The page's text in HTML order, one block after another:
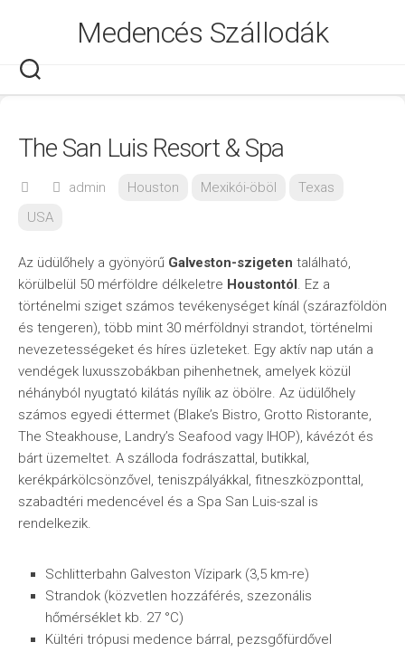
Medencés Szállodák
The San Luis Resort & Spa
admin Houston Mexikói-öböl
Texas
USA
Az üdülőhely a gyönyörű Galveston-szigeten található,
körülbelül 50 mérföldre délkeletre Houstontól. Ez a
történelmi sziget számos tevékenységet kínál (szárazföldön
és tengeren), több mint 30 mérföldnyi strandot, történelmi
nevezetességeket és híres üzleteket. Egy aktív nap után a
vendégek luxusszobákban pihenhetnek, amelyek közül
néhányból nyugtató kilátás nyílik az öbölre. Az üdülőhely
számos egyedi éttermet (Blake’s Bistro, Grotto Ristorante,
The Steakhouse, Landry’s Seafood vagy IHOP), kávézót és
bárt üzemeltet. A szálloda fodrászattal, butikkal,
kerékpárkölcsönzővel, teniszpályákkal, fitneszközponttal,
szabadtéri medencével és a Spa San Luis-szal is
rendelkezik.
Schlitterbahn Galveston Vízipark (3,5 km-re)
Strandok (közvetlen hozzáférés, szezonális
hőmérséklet kb. 27 °C)
Kültéri trópusi medence bárral, pezsgőfürdővel